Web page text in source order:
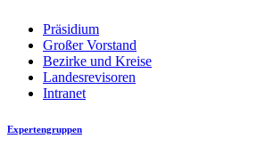
Präsidium
Großer Vorstand
Bezirke und Kreise
Landesrevisoren
Intranet
Expertengruppen